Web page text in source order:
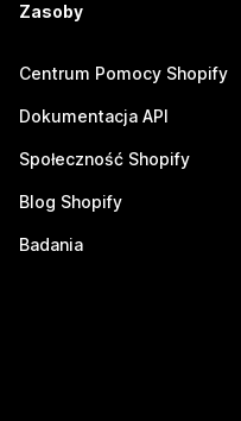
Zasoby
Centrum Pomocy Shopify
Dokumentacja API
Społeczność Shopify
Blog Shopify
Badania